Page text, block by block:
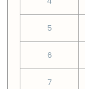
5
6
7